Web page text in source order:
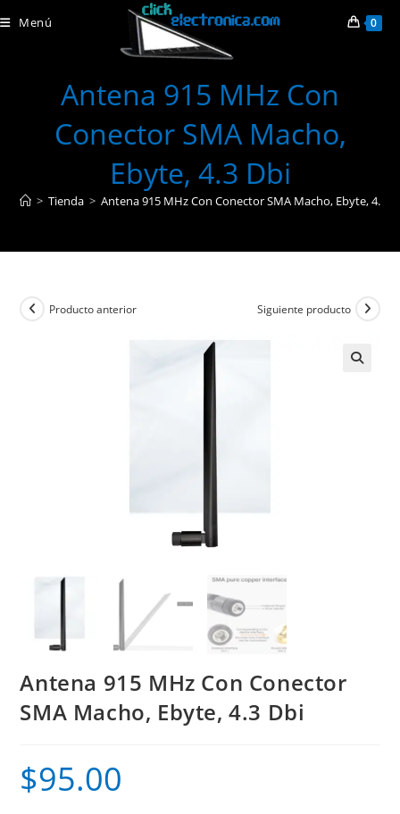
al
Menú 0
Antena 915 MHz Con
Conector SMA Macho,
Ebyte, 4.3 Dbi
> Tienda > Antena 915 MHz Con Conector SMA Macho, Ebyte, 4.3
Producto anterior Siguiente producto
Antena 915 MHz Con Conector
SMA Macho, Ebyte, 4.3 Dbi
$95.00